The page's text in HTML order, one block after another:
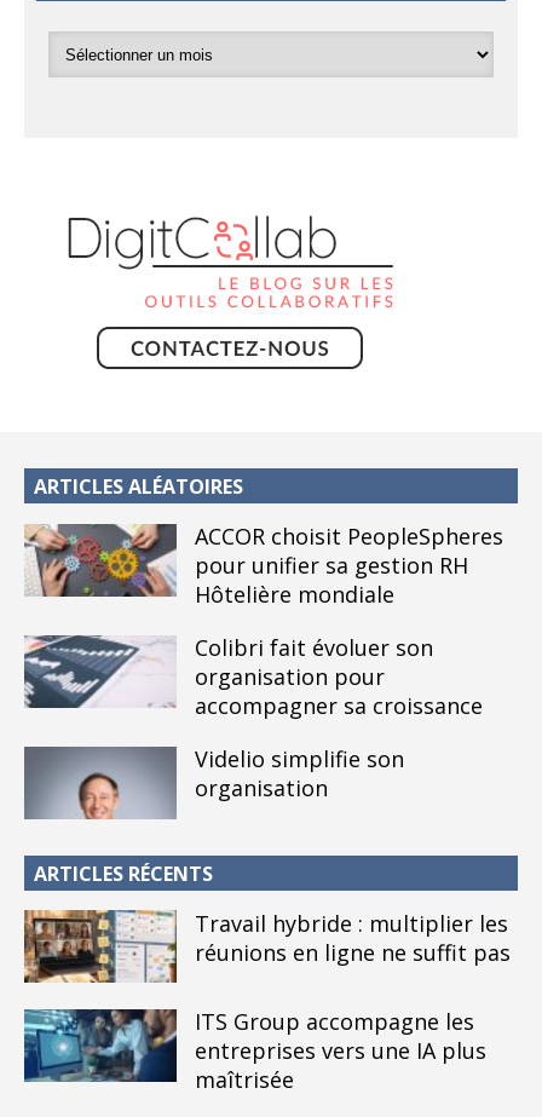
ARTICLES ALÉATOIRES
ACCOR choisit PeopleSpheres
pour unifier sa gestion RH
Hôtelière mondiale
Colibri fait évoluer son
organisation pour
accompagner sa croissance
Videlio simplifie son
organisation
ARTICLES RÉCENTS
Travail hybride : multiplier les
réunions en ligne ne suffit pas
ITS Group accompagne les
entreprises vers une IA plus
maîtrisée